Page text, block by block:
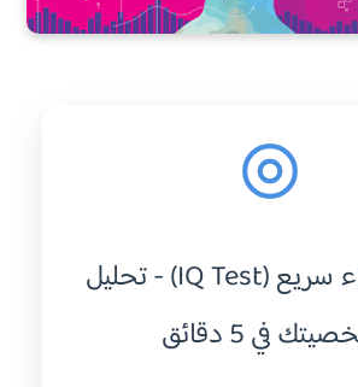
اختبار ذكاء سريع (IQ Test) - تحليل
في 5 دقائق